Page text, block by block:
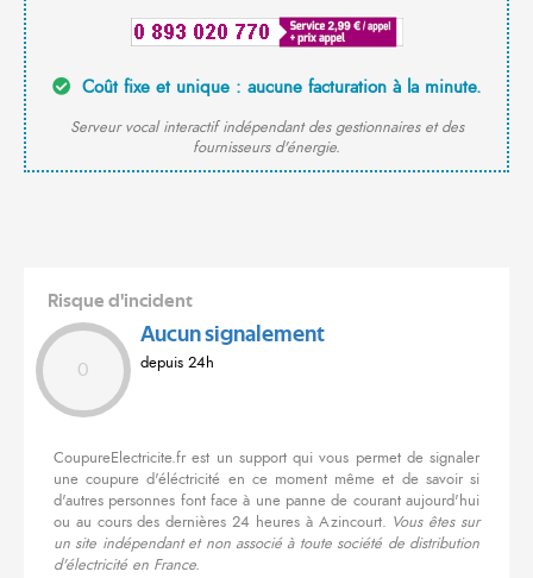
Coût fixe et unique : aucune facturation à la minute.
Serveur vocal interactif indépendant des gestionnaires et des
fournisseurs d'énergie.
Risque d'incident
0
Aucun signalement
depuis 24h
CoupureElectricite.fr est un support qui vous permet de signaler
une coupure d'éléctricité en ce moment même et de savoir si
d'autres personnes font face à une panne de courant aujourd'hui
ou au cours des dernières 24 heures à Azincourt. Vous êtes sur
un site indépendant et non associé à toute société de distribution
d'électricité en France.